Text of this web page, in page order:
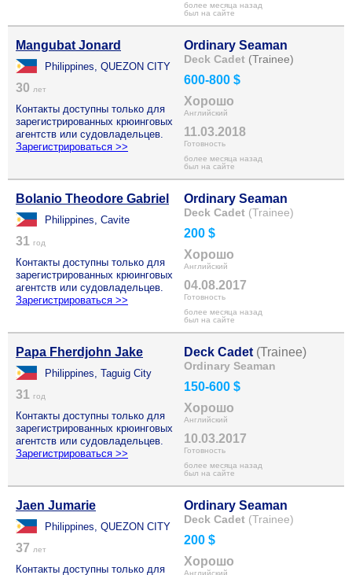
более месяца назад
был на сайте
Mangubat Jonard
Philippines, QUEZON CITY
30 лет
Контакты доступны только для
зарегистрированных крюинговых
агентств или судовладельцев.
Зарегистрироваться >>
Ordinary Seaman
Deck Cadet (Trainee)
600-800 $
Хорошо
Английский
11.03.2018
Готовность
более месяца назад
был на сайте
Bolanio Theodore Gabriel
Philippines, Cavite
31 год
Контакты доступны только для
зарегистрированных крюинговых
агентств или судовладельцев.
Зарегистрироваться >>
Ordinary Seaman
Deck Cadet (Trainee)
200 $
Хорошо
Английский
04.08.2017
Готовность
более месяца назад
был на сайте
Papa Fherdjohn Jake
Philippines, Taguig City
31 год
Контакты доступны только для
зарегистрированных крюинговых
агентств или судовладельцев.
Зарегистрироваться >>
Deck Cadet (Trainee)
Ordinary Seaman
150-600 $
Хорошо
Английский
10.03.2017
Готовность
более месяца назад
был на сайте
Jaen Jumarie
Philippines, QUEZON CITY
37 лет
Контакты доступны только для
Ordinary Seaman
Deck Cadet (Trainee)
200 $
Хорошо
Английский